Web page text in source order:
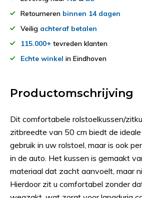
Retourneren binnen 14 dagen
Veilig achteraf betalen
115.000+ tevreden klanten
Echte winkel in Eindhoven
Productomschrijving
Dit comfortabele rolstoelkussen/
zitbreedte van 50 cm biedt de
gebruik in uw rolstoel, maar is ook
in de auto. Het kussen is gemaakt
materiaal dat zacht aanvoelt, maar
Hierdoor zit u comfortabel zonder